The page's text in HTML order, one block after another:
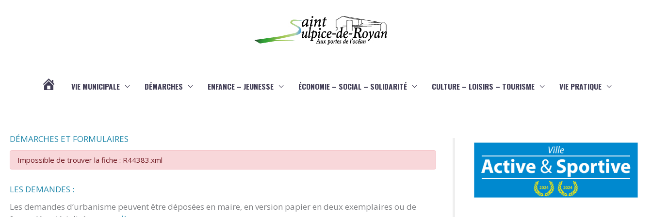
VIE MUNICIPALE DÉMARCHES ENFANCE – JEUNESSE ÉCONOMIE – SOCIAL – SOLIDARITÉ CULTURE – LOISIRS – TOURISME VIE PRATIQUE
DÉMARCHES ET FORMULAIRES
Impossible de trouver la fiche : R44383.xml
LES DEMANDES :
Les demandes d’urbanisme peuvent être déposées en maire, en version papier en deux exemplaires ou de